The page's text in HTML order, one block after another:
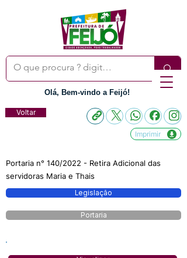
Olá, Bem-vindo a Feijó!
Voltar
Imprimir
Portaria n° 140/2022 - Retira Adicional das
servidoras Maria e Thais
Legislação
Portaria